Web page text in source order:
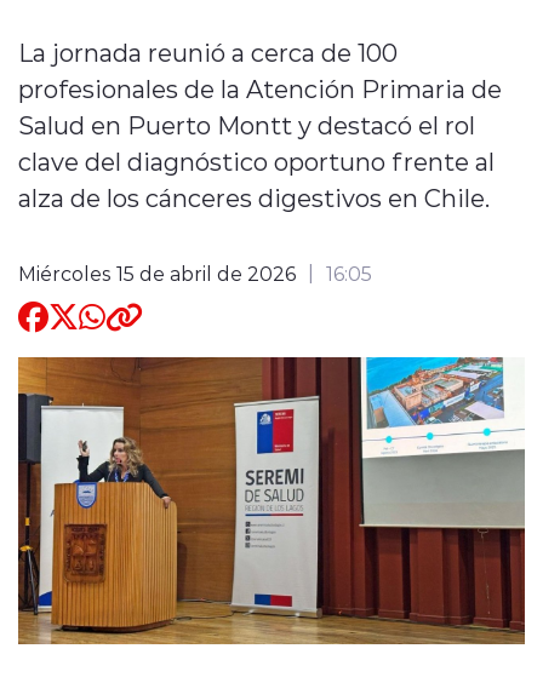
modo claro
La jornada reunió a cerca de 100
profesionales de la Atención Primaria de
Salud en Puerto Montt y destacó el rol
clave del diagnóstico oportuno frente al
alza de los cánceres digestivos en Chile.
Miércoles 15 de abril de 2026 16:05